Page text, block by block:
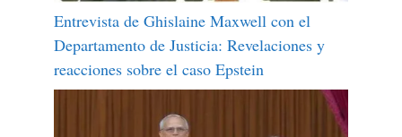
Entrevista de Ghislaine Maxwell con el
Departamento de Justicia: Revelaciones y
reacciones sobre el caso Epstein